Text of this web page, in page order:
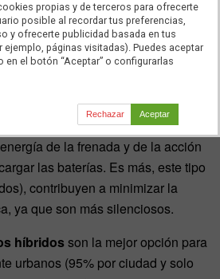
con mayor autonomía que
de un motor adicional que
Pero no solamente les superan
del híbrido es también
con motor diésel o gasolina, ya
la energía cinética del
de la frenada y de la acción
las baterías. Es más, este tipo
contribuyen a minimizar la
ya que son más silenciosos.
híbridos son la mejor opción para
urbanos (95% por ciudad y solo
propias y de terceros para ofrecerte
posible al recordar tus preferencias,
y ofrecerte publicidad basada en tus
páginas visitadas). Puedes aceptar
el botón “Aceptar” o configurarlas
Rechazar Aceptar